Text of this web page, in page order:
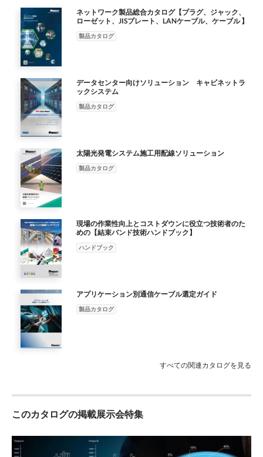
ップグレードキット 部品番号 明細 ■主な梱包品 FOCTT2-KIT
OCTT2成端工具本体、導入コード、クレードル（LC/SC/ST）、
ストリッピングテンプレート（LC/SC/ST）、単三電 池、収納ケ
ース ジャケットストリッパーやバッファーストリッパー、ファ
イバーカッターなど、光コネクタ成端に必要な工具をすでにお持
ちの場合は、こちらのアップグレードキットをご購入いただくと
Opti-CamTM2研磨済み光コネクタの成端が 可能になる場合がご
ざいます。詳細につきましては、弊社営業窓口までお問い合わせ
ください 販売単位については、弊社販売代理店にお問い合わせ
ください 09
ール色：IW（オフホワイト）・BL（黒）・BU（青）・E（I アイ
ボリー）・AW（白） ＊AW（白）を除く 10 販売単位について
は、弊社販売代理店にお問い合わせください
ポート ブロックアウト 10個 専用取り外し工具 1個 赤
SmartKeeper 製品特徴 RJ45 アクセスポートや、USBポートへの
不正な接続を防止 RJ45用、USB Type-A用、USB Type-C用の 3タ
イプのポートブロックをラインナップ SKMKEY ＊LEDライト点
灯時 SKMKEY ＊ブレードキー露出時 1台のSmartKeeper マスタ
なるキーは提供していません LEDライトの電池は交換できません
SKRJ45RD-X SKUSBA-V SKUSBC SmartKeeper 部品番号 明細 色
SKMKEY SmartKeeper マスターキー（LEDライト付き） ―
SKRJ45RD-X RJ45用 ポートブロック SKUSBA-V USB Type-A用 ポ
ートブロック 赤 SKUSBC USB Type-C用 ポートブロック 販売単位
だくことがございますの で､あらかじめご了承ください。 ※製品
の色は印刷の関係上､実物と若干異なる場合があります。 © 2021
Panduit Corp. ALL RIGHTS RESERVED. Printed in Japan
ネットワーク製品総合カタログ【プラグ、ジャック、
ローゼット、JISプレート、LANケーブル、ケーブル 】
製品カタログ
データセンター向けソリューション キャビネットラ
ックシステム
製品カタログ
太陽光発電システム施工用配線ソリューション
製品カタログ
現場の作業性向上とコストダウンに役立つ技術者のた
めの【結束バンド技術ハンドブック】
ハンドブック
アプリケーション別通信ケーブル選定ガイド
製品カタログ
すべての関連カタログを見る
このカタログの掲載展示会特集